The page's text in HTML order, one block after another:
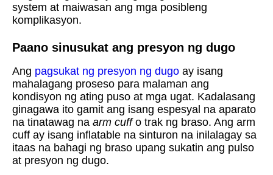
system at maiwasan ang mga posibleng
komplikasyon.
Paano sinusukat ang presyon ng dugo
Ang pagsukat ng presyon ng dugo ay isang
mahalagang proseso para malaman ang
kondisyon ng ating puso at mga ugat. Kadalasang
ginagawa ito gamit ang isang espesyal na aparato
na tinatawag na arm cuffo trak ng braso. Ang arm
cuff ay isang inflatable na sinturon na inilalagay sa
itaas na bahagi ng braso upang sukatin ang pulso
at presyon ng dugo.